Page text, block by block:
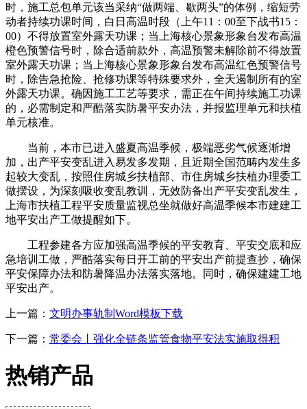
时，施工总包单元该当采纳“做两端、歇两头”的体例，缩短劳
动者持续功课时间，白日高温时段（上午11：00至下战书15：
00）不得放置室外露天功课；当上海核心景象形象台发布高温
橙色预警信号时，除合适前款外，高温预警未解除前不得放置
室外露天功课；当上海核心景象形象台发布高温红色预警信号
时，除告急抢险、抢修功课等特殊要求外，全天遏制所有的室
外露天功课。确因施工工艺等要求，需正在午间持续施工功课
的，必需制定和严酷落实防暑平安办法，并报监理单元和扶植
单元核准。
当前，本市已进入盛夏高温季候，极端恶劣气候逐渐增
加，出产平安变乱进入易发多发期，且近期全国范畴内发生多
起较大变乱，按照住房城乡扶植部、市住房城乡扶植办理委工
做摆设，为深刻吸收变乱教训，无效防备出产平安变乱发生，
上海市扶植工程平安质量监视总坐就做好高温季候本市建建工
地平安出产工做提醒如下。
工程参建各方应加强高温季候的平安教育、平安交底和应
急培训工做，严酷落实每日开工前的平安出产前提查抄，确保
平安保障办法和防暑降温办法落实落地。同时，确保建建工地
平安出产。
上一篇： 文明办事轨制Word模板下载
下一篇： 常委会丨强化全链条监管食物平安法实施取得积
热销产品